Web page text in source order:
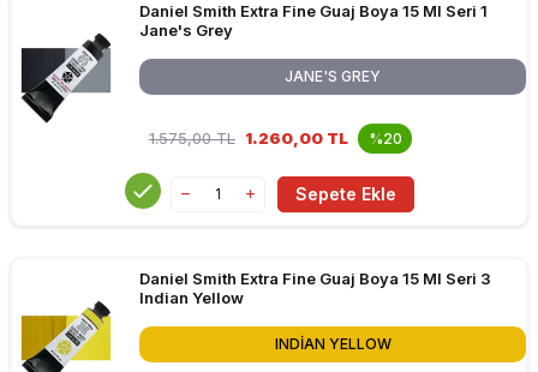
Daniel Smith Extra Fine Guaj Boya 15 Ml Seri 1
Jane's Grey
JANE'S GREY
1.575,00TL 1.260,00 TL %20
Sepete Ekle
Daniel Smith Extra Fine Guaj Boya 15 Ml Seri 3
Indian Yellow
INDIAN YELLOW